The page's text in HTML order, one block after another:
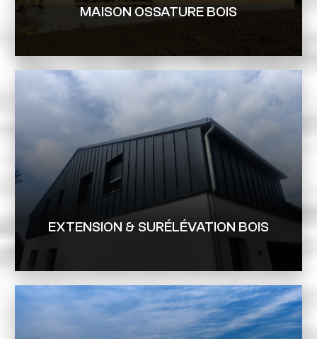
MAISON OSSATURE BOIS
EXTENSION & SURÉLÉVATION BOIS